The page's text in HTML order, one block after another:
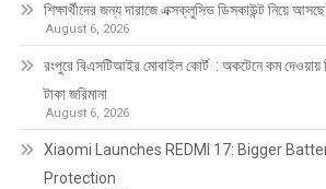
শিক্ষার্থীদের জন্য দারাজে এক্সক্লুসিভ ডিসকাউন্ট নিয়ে
August 6, 2026
রংপুরে বিএসটিআইর মোবাইল কোর্ট : অকটেনে কম দেওয়ায়
টাকা জরিমানা
August 6, 2026
Xiaomi Launches REDMI 17: Bigger
Protection